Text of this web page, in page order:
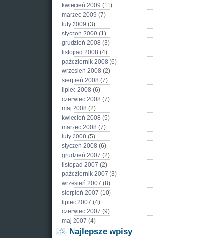
kwiecień 2009 (11)
marzec 2009 (7)
luty 2009 (3)
styczeń 2009 (1)
grudzień 2008 (3)
listopad 2008 (4)
październik 2008 (6)
wrzesień 2008 (2)
sierpień 2008 (7)
lipiec 2008 (6)
czerwiec 2008 (7)
maj 2008 (2)
kwiecień 2008 (5)
marzec 2008 (7)
luty 2008 (5)
styczeń 2008 (6)
grudzień 2007 (2)
listopad 2007 (2)
październik 2007 (3)
wrzesień 2007 (8)
sierpień 2007 (10)
lipiec 2007 (4)
czerwiec 2007 (9)
maj 2007 (4)
Najlepsze wpisy